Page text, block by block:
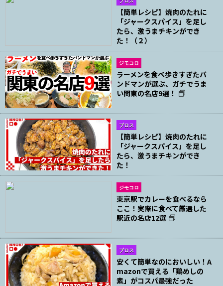
【簡単レシピ】焼肉のたれに
「ジャークスパイス」を足し
たら、激うまチキンができ
た！（２）
ジモコロ
ラーメンを食べ歩きすぎたバ
ンドマンが選ぶ、ガチでうま
い関東の名店9選！
ブロス
【簡単レシピ】焼肉のたれに
「ジャークスパイス」を足し
たら、激うまチキンができ
た！
ジモコロ
東京駅でカレーを食べるなら
ここ！実際に食べて厳選した
駅近の名店12選
ブロス
安くて簡単なのにおいしい！A
mazonで買える「鶏めしの
素」がコスパ最強だった